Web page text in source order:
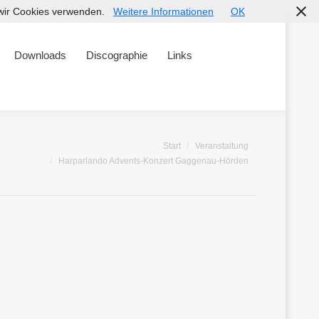
Downloads Discographie Links
Start
Veranstaltung
Harparlando Advents-Konzert Gaggenau-Hörden
Cookies verwenden. Weitere Informationen OK